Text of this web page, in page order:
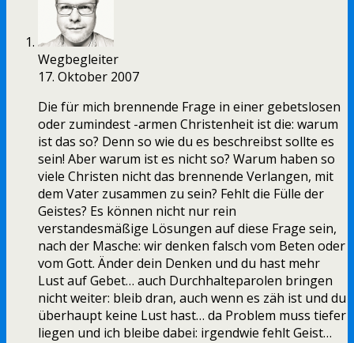
Wegbegleiter
17. Oktober 2007
Die für mich brennende Frage in einer gebetslosen
oder zumindest -armen Christenheit ist die: warum
ist das so? Denn so wie du es beschreibst sollte es
sein! Aber warum ist es nicht so? Warum haben so
viele Christen nicht das brennende Verlangen, mit
dem Vater zusammen zu sein? Fehlt die Fülle der
Geistes? Es können nicht nur rein
verstandesmäßige Lösungen auf diese Frage sein,
nach der Masche: wir denken falsch vom Beten oder
vom Gott. Änder dein Denken und du hast mehr
Lust auf Gebet… auch Durchhalteparolen bringen
nicht weiter: bleib dran, auch wenn es zäh ist und du
überhaupt keine Lust hast… da Problem muss tiefer
liegen und ich bleibe dabei: irgendwie fehlt Geist…